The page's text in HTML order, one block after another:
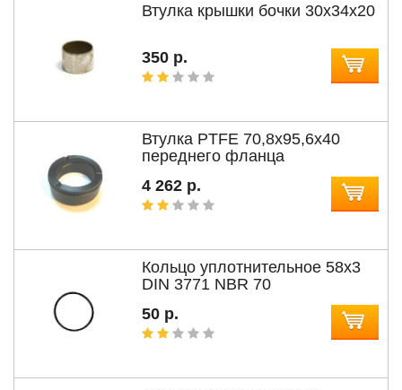
Втулка крышки бочки 30x34x20
350 р.
Втулка PTFE 70,8x95,6x40
переднего фланца
4 262 р.
Кольцо уплотнительное 58x3
DIN 3771 NBR 70
50 р.